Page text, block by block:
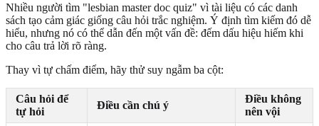
Nhiều người tìm "lesbian master doc quiz" vì tài liệu có các danh
sách tạo cảm giác giống câu hỏi trắc nghiệm. Ý định tìm kiếm đó dễ
hiểu, nhưng nó có thể dẫn đến một vấn đề: đếm dấu hiệu hiếm khi
cho câu trả lời rõ ràng.
Thay vì tự chấm điểm, hãy thử suy ngẫm ba cột:
Câu hỏi để
tự hỏi
Điều cần chú ý
Điều không
nên vội